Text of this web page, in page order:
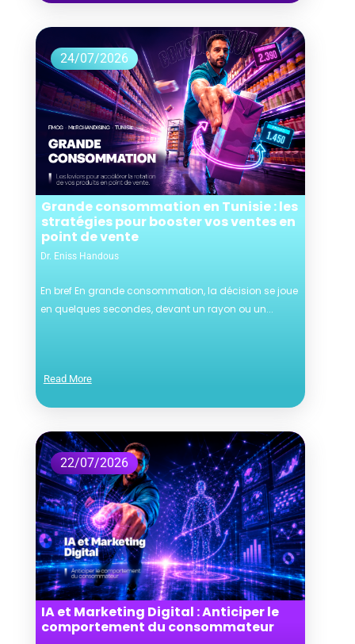
Grande consommation en Tunisie : les
stratégies pour booster vos ventes en
point de vente
Dr. Eniss Handous
24/07/2026
En bref En grande consommation, la décision se joue
en quelques secondes, devant un rayon ou un...
Read More
IA et Marketing Digital : Anticiper le
comportement du consommateur
22/07/2026